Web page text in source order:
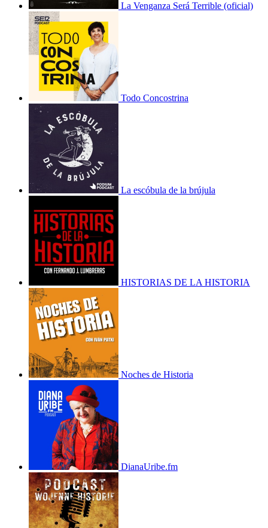
La Venganza Será Terrible (oficial)
Todo Concostrina
La escóbula de la brújula
HISTORIAS DE LA HISTORIA
Noches de Historia
DianaUribe.fm